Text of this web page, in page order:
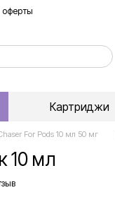
оферты
Картриджи
For Pods 10 мл 50 мг
10 мл